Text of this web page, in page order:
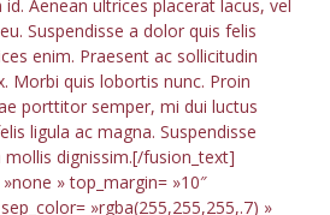
Aenean ultrices placerat lacus, vel
Suspendisse a dolor quis felis
enim. Praesent ac sollicitudin
Morbi quis lobortis nunc. Proin
porttitor semper, mi dui luctus
ligula ac magna. Suspendisse
dignissim.[/fusion_text]
» top_margin= »10″
»rgba(255,255,255,.7) »